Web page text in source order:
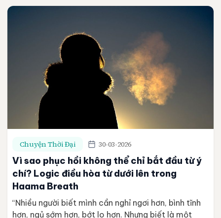
Chuyện Thời Đại 30-03-2026
Vì sao phục hồi không thể chỉ bắt đầu từ ý
chí? Logic điều hòa từ dưới lên trong
Haama Breath
“Nhiều người biết mình cần nghỉ ngơi hơn, bình tĩnh
hơn, ngủ sớm hơn, bớt lo hơn. Nhưng biết là một